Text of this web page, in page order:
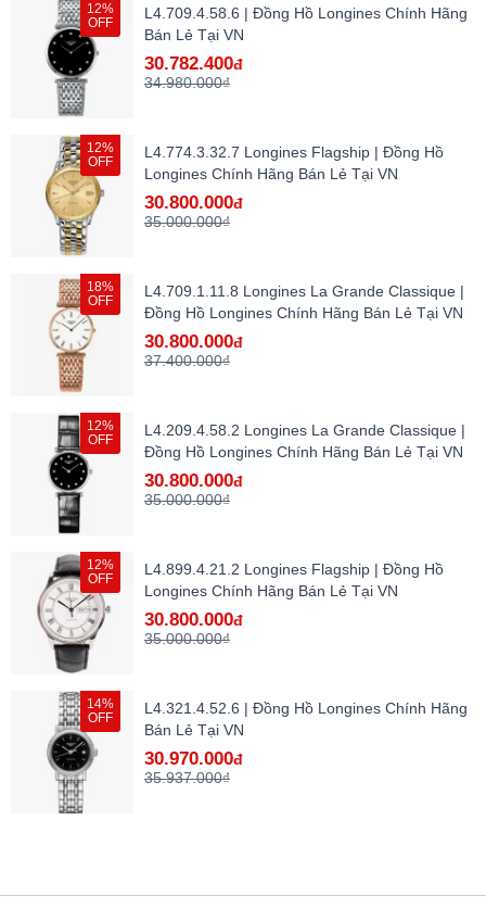
12%
OFF
L4.709.4.58.6 | Đồng Hồ Longines Chính Hãng
Bán Lẻ Tại VN
30.782.400đ
34.980.000₫
12%
OFF
L4.774.3.32.7 Longines Flagship | Đồng Hồ
Longines Chính Hãng Bán Lẻ Tại VN
30.800.000đ
35.000.000₫
18%
OFF
L4.709.1.11.8 Longines La Grande Classique |
Đồng Hồ Longines Chính Hãng Bán Lẻ Tại VN
30.800.000đ
37.400.000₫
12%
OFF
L4.209.4.58.2 Longines La Grande Classique |
Đồng Hồ Longines Chính Hãng Bán Lẻ Tại VN
30.800.000đ
35.000.000₫
12%
OFF
L4.899.4.21.2 Longines Flagship | Đồng Hồ
Longines Chính Hãng Bán Lẻ Tại VN
30.800.000đ
35.000.000₫
14%
OFF
L4.321.4.52.6 | Đồng Hồ Longines Chính Hãng
Bán Lẻ Tại VN
30.970.000đ
35.937.000₫